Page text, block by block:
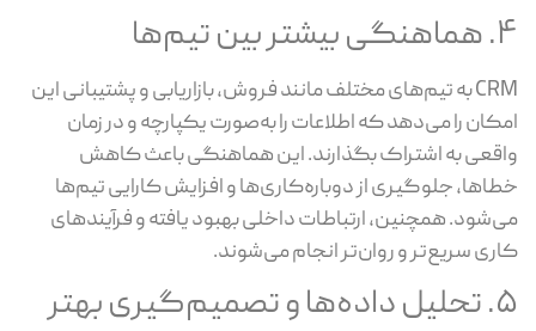
۴. هماهنگی بیشتر بین تیم‌ها
CRM به تیم‌های مختلف مانند فروش، بازاریابی و پشتیبانی این
امکان را می‌دهد که اطلاعات را به‌صورت یکپارچه و در زمان
واقعی به اشتراک بگذارند. این هماهنگی باعث کاهش
خطاها، جلوگیری از دوباره‌کاری‌ها و افزایش کارایی تیم‌ها
می‌شود. همچنین، ارتباطات داخلی بهبود یافته و فرآیندهای
کاری سریع‌تر و روان‌تر انجام می‌شوند.
۵. تحلیل داده‌ها و تصمیم‌گیری بهتر